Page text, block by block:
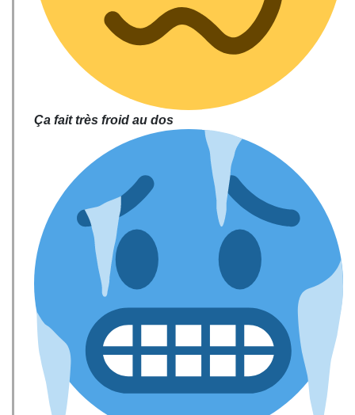
Ça fait très froid au dos